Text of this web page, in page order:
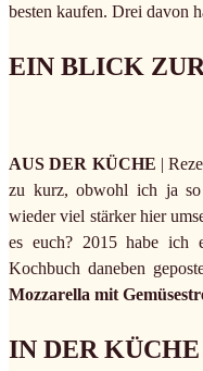
besten kaufen. Drei davon
EIN BLICK
AUS DER KÜCHE |
zu kurz, obwohl ich ja so
wieder viel stärker hier
es euch? 2015 habe ich
Kochbuch daneben
Mozzarella mit
IN DER KÜCHE